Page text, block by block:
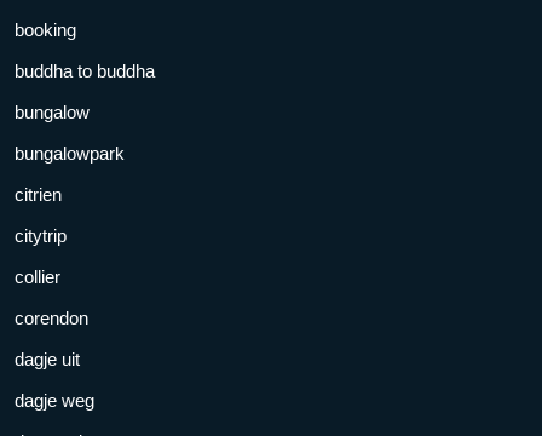
booking
buddha to buddha
bungalow
bungalowpark
citrien
citytrip
collier
corendon
dagje uit
dagje weg